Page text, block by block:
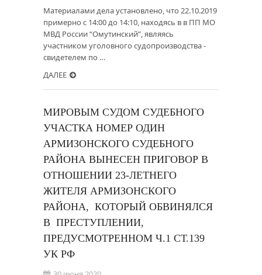
Материалами дела установлено, что 22.10.2019
примерно с 14:00 до 14:10, находясь в в ПП МО
МВД России “Омутинский”, являясь
участником уголовного судопроизводства -
свидетелем по …
ДАЛЕЕ
МИРОВЫМ СУДОМ СУДЕБНОГО
УЧАСТКА НОМЕР ОДИН
АРМИЗОНСКОГО СУДЕБНОГО
РАЙОНА ВЫНЕСЕН ПРИГОВОР В
ОТНОШЕНИИ 23-ЛЕТНЕГО
ЖИТЕЛЯ АРМИЗОНСКОГО
РАЙОНА, КОТОРЫЙ ОБВИНЯЛСЯ
В ПРЕСТУПЛЕНИИ,
ПРЕДУСМОТРЕННОМ Ч.1 СТ.139
УК РФ